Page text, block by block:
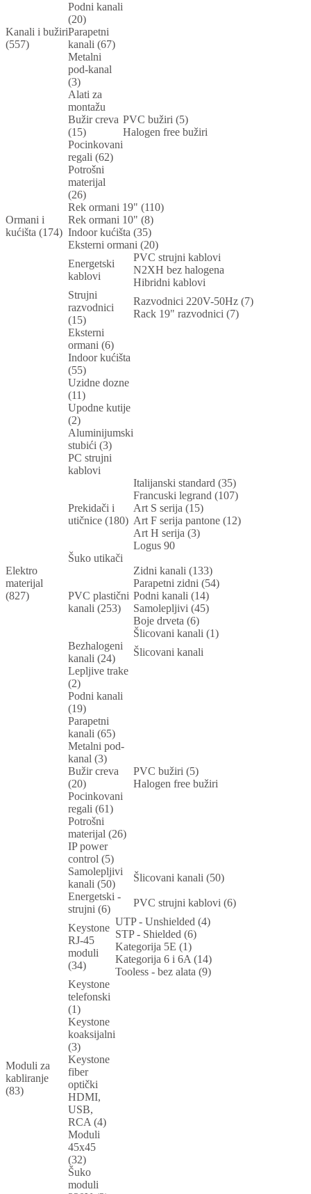
Kanali i bužiri
(557)
Podni kanali
(20)
Parapetni
kanali (67)
Metalni
pod-kanal
(3)
Alati za
montažu
Bužir creva
(15)
PVC bužiri (5)
Halogen free bužiri
Pocinkovani
regali (62)
Potrošni
materijal
(26)
Ormani i
kućišta (174)
Rek ormani 19" (110)
Rek ormani 10" (8)
Indoor kućišta (35)
Eksterni ormani (20)
Elektro
materijal
(827)
Energetski
kablovi
PVC strujni kablovi
N2XH bez halogena
Hibridni kablovi
Strujni
razvodnici
(15)
Razvodnici 220V-50Hz (7)
Rack 19" razvodnici (7)
Eksterni
ormani (6)
Indoor kućišta
(55)
Uzidne dozne
(11)
Upodne kutije
(2)
Aluminijumski
stubići (3)
PC strujni
kablovi
Prekidači i
utičnice (180)
Italijanski standard (35)
Francuski legrand (107)
Art S serija (15)
Art F serija pantone (12)
Art H serija (3)
Logus 90
Šuko utikači
PVC plastični
kanali (253)
Zidni kanali (133)
Parapetni zidni (54)
Podni kanali (14)
Samolepljivi (45)
Boje drveta (6)
Šlicovani kanali (1)
Bezhalogeni
kanali (24)
Šlicovani kanali
Lepljive trake
(2)
Podni kanali
(19)
Parapetni
kanali (65)
Metalni pod-
kanal (3)
Bužir creva
(20)
PVC bužiri (5)
Halogen free bužiri
Pocinkovani
regali (61)
Potrošni
materijal (26)
IP power
control (5)
Samolepljivi
kanali (50)
Šlicovani kanali (50)
Energetski -
strujni (6)
PVC strujni kablovi (6)
Moduli za
kabliranje
(83)
Keystone
RJ-45
moduli
(34)
UTP - Unshielded (4)
STP - Shielded (6)
Kategorija 5E (1)
Kategorija 6 i 6A (14)
Tooless - bez alata (9)
Keystone
telefonski
(1)
Keystone
koaksijalni
(3)
Keystone
fiber
optički
HDMI,
USB,
RCA (4)
Moduli
45x45
(32)
Šuko
moduli